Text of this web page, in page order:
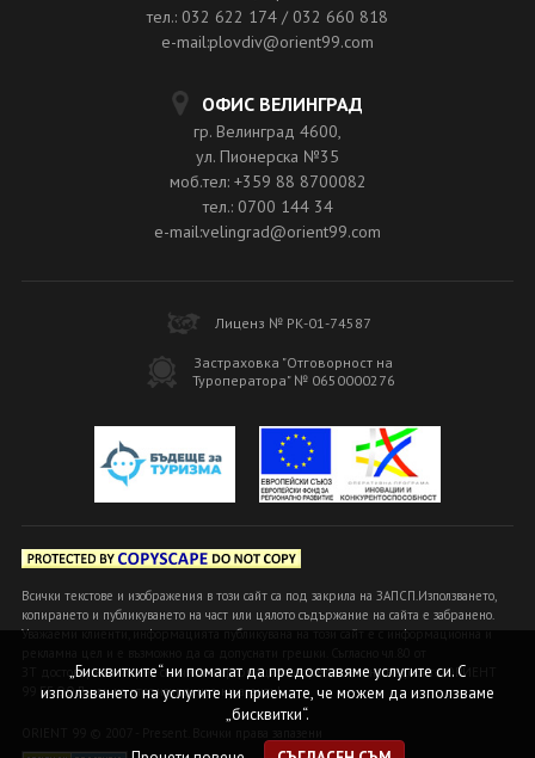
тел.: 032 622 174 / 032 660 818
e-mail:plovdiv@orient99.com
ОФИС ВЕЛИНГРАД
гр. Велинград 4600,
ул. Пионерска №35
моб.тел: +359 88 8700082
тел.: 0700 144 34
e-mail:velingrad@orient99.com
Лиценз № РК-01-74587
Застраховка "Отговорност на
Туроператора" № 0650000276
Всички текстове и изображения в този сайт са под закрила на ЗАПСП.Използването,
копирането и публикуването на част или цялото съдържание на сайта е забранено.
Уважаеми клиенти, информацията публикувана на този сайт е с информационна и
ЗТ достоверна и вярна се счита информацията, предоставена в офисите ОРИЕНТ
99 БГ ООД или на оторизираните ни агенти!
„Бисквитките“ ни помагат да предоставяме услугите си. С
използването на услугите ни приемате, че можем да използваме
„бисквитки“.